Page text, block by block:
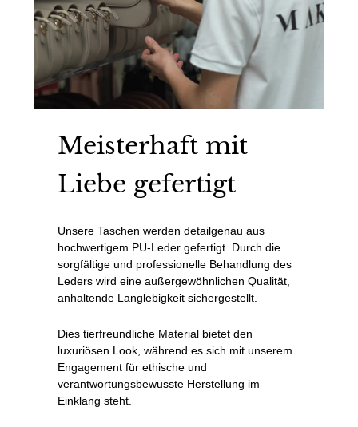
Meisterhaft mit
Liebe gefertigt
Unsere Taschen werden detailgenau aus
hochwertigem PU-Leder gefertigt. Durch die
sorgfältige und professionelle Behandlung des
Leders wird eine außergewöhnlichen Qualität,
anhaltende Langlebigkeit sichergestellt.
Dies tierfreundliche Material bietet den
luxuriösen Look, während es sich mit unserem
Engagement für ethische und
verantwortungsbewusste Herstellung im
Einklang steht.